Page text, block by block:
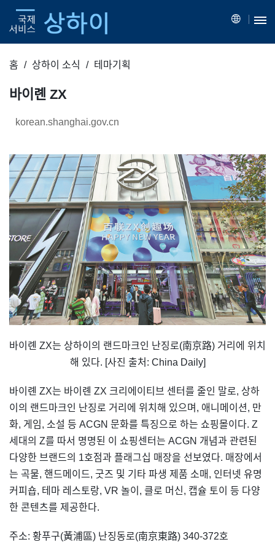
홈 상하이 소식 테마기획
바이롄 ZX
korean.shanghai.gov.cn
바이롄 ZX는 상하이의 랜드마크인 난징로(南京路) 거리에 위치
해 있다. [사진 출처: China Daily]
바이롄 ZX는 바이롄 ZX 크리에이티브 센터를 줄인 말로, 상하
이의 랜드마크인 난징로 거리에 위치해 있으며, 애니메이션, 만
화, 게임, 소설 등 ACGN 문화를 특징으로 하는 쇼핑몰이다. Z
세대의 Z를 따서 명명된 이 쇼핑센터는 ACGN 개념과 관련된
다양한 브랜드의 1호점과 플래그십 매장을 선보였다. 매장에서
는 곡물, 핸드메이드, 굿즈 및 기타 파생 제품 소매, 인터넷 유명
커피숍, 테마 레스토랑, VR 놀이, 클로 머신, 캡슐 토이 등 다양
한 콘텐츠를 제공한다.
주소: 황푸구(黃浦區) 난징동로(南京東路) 340-372호